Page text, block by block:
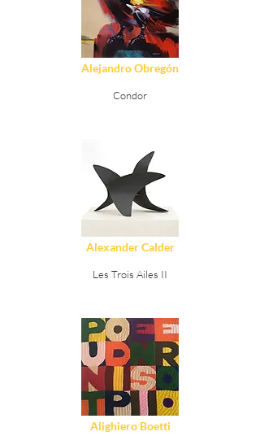
Ver Detalles
Alejandro Obregón
Condor
Ver Detalles
Alexander Calder
Les Trois Ailes II
Ver Detalles
Alighiero Boetti